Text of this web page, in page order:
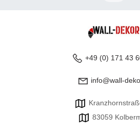
+49 (0) 171 43
info@wall-
83059